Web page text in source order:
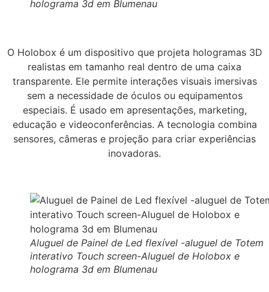
holograma 3d em Blumenau
O Holobox é um dispositivo que projeta hologramas 3D
realistas em tamanho real dentro de uma caixa
transparente. Ele permite interações visuais imersivas
sem a necessidade de óculos ou equipamentos
especiais. É usado em apresentações, marketing,
educação e videoconferências. A tecnologia combina
sensores, câmeras e projeção para criar experiências
inovadoras.
Aluguel de Painel de Led flexível -aluguel de Totem
interativo Touch screen-Aluguel de Holobox e
holograma 3d em Blumenau